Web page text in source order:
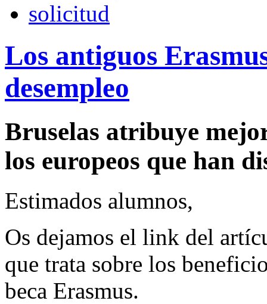
solicitud
Los antiguos
desempleo
Bruselas atribuye
los europeos que han
Estimados alumnos,
Os dejamos el link del
que trata sobre los
beca Erasmus.